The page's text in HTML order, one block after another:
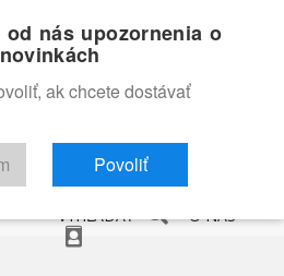
FILMOVÁ DATABÁZA
VYHĽADAŤ O NÁS
od nás upozornenia o
ak chcete dostávať
Povoliť